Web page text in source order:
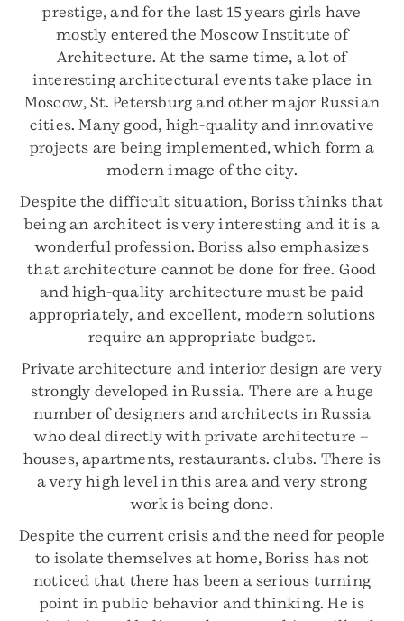
prestige, and for the last 15 years girls have
mostly entered the Moscow Institute of
Architecture. At the same time, a lot of
interesting architectural events take place in
Moscow, St. Petersburg and other major Russian
cities. Many good, high-quality and innovative
projects are being implemented, which form a
modern image of the city.
Despite the difficult situation, Boriss thinks that
being an architect is very interesting and it is a
wonderful profession. Boriss also emphasizes
that architecture cannot be done for free. Good
and high-quality architecture must be paid
appropriately, and excellent, modern solutions
require an appropriate budget.
Private architecture and interior design are very
strongly developed in Russia. There are a huge
number of designers and architects in Russia
who deal directly with private architecture –
houses, apartments, restaurants. clubs. There is
a very high level in this area and very strong
work is being done.
Despite the current crisis and the need for people
to isolate themselves at home, Boriss has not
noticed that there has been a serious turning
point in public behavior and thinking. He is